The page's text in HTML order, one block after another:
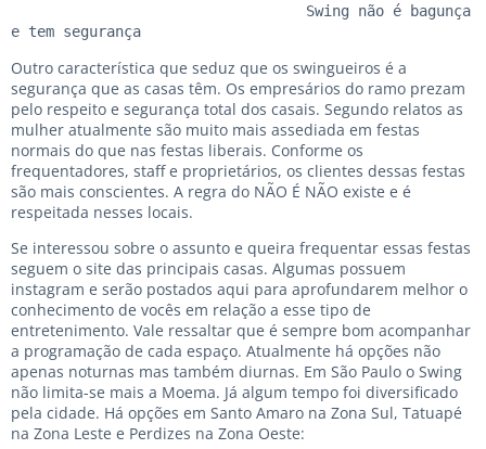
e tem segurança
Outro característica que seduz que os swingueiros é a
segurança que as casas têm. Os empresários do ramo prezam
pelo respeito e segurança total dos casais. Segundo relatos as
mulher atualmente são muito mais assediada em festas
normais do que nas festas liberais. Conforme os
frequentadores, staff e proprietários, os clientes dessas festas
são mais conscientes. A regra do NÃO É NÃO existe e é
respeitada nesses locais.
Se interessou sobre o assunto e queira frequentar essas festas
seguem o site das principais casas. Algumas possuem
instagram e serão postados aqui para aprofundarem melhor o
conhecimento de vocês em relação a esse tipo de
entretenimento. Vale ressaltar que é sempre bom acompanhar
a programação de cada espaço. Atualmente há opções não
apenas noturnas mas também diurnas. Em São Paulo o Swing
não limita-se mais a Moema. Já algum tempo foi diversificado
pela cidade. Há opções em Santo Amaro na Zona Sul, Tatuapé
na Zona Leste e Perdizes na Zona Oeste: